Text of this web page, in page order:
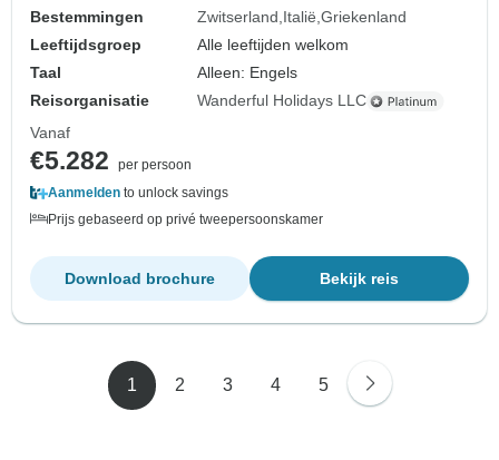
Bestemmingen
Zwitserland Italië Griekenland
Leeftijdsgroep
Alle leeftijden welkom
Taal
Alleen: Engels
Reisorganisatie
Wanderful Holidays LLC
Vanaf
€5.282
per persoon
Aanmelden to unlock savings
Prijs gebaseerd op privé tweepersoonskamer
Bekijk reis
Download brochure
1 2 3 4 5